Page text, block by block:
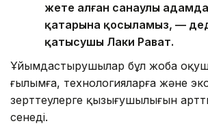
жете алған санаулы
қатарына қосыламыз, —
қатысушы Лаки Рават.
Ұйымдастырушылар бұл жоба
ғылымға, технологияларға және
зерттеулерге қызығушылығын
сенеді.